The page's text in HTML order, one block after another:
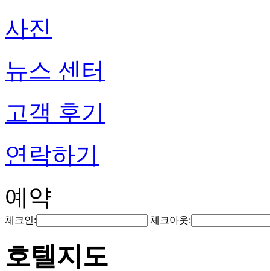
사진
뉴스 센터
고객 후기
연락하기
예약
체크인: 체크아웃:
호텔지도